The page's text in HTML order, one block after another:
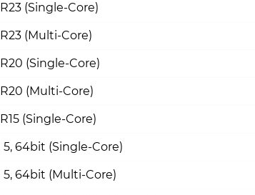
(Single-Core)
(Multi-Core)
(Single-Core)
(Multi-Core)
(Single-Core)
64bit (Single-Core)
64bit (Multi-Core)